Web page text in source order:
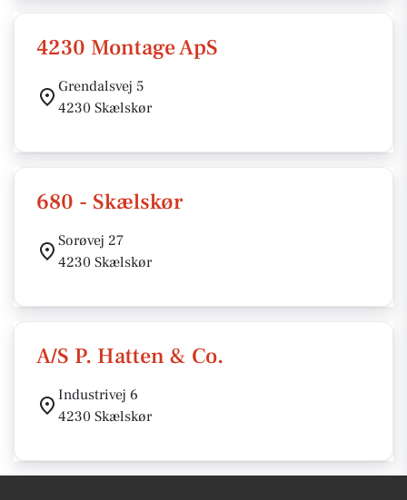
4230 Montage ApS
Grendalsvej 5
4230 Skælskør
680 - Skælskør
Sorøvej 27
4230 Skælskør
A/S P. Hatten & Co.
Industrivej 6
4230 Skælskør